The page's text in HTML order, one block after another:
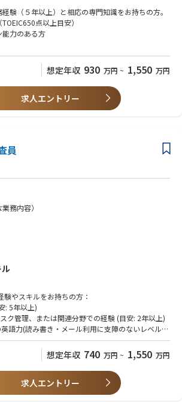
機会があります。
だけでなくプロジェクトに関わる全ての部署が協
ていく文化が根付いており、同じ目標を目指す仲間
いエンジニアでも安心して業務に取り組むことがで
海外出張及び海外量産車両プロジェクトへの参加
長期駐在業務もあり、グローバルな視点で活躍でき
どフレキシブルかつライフステージに合わせた
ています。
れます。衝突、強度、剛性、NV、空力、冷却、耐
満足させなければなりません。
可欠で、エコ性能や排出ガスの低減にも対応する
ることを想定しお客様へ安全で快適な車両を届ける
基盤技術を支える存在です。
図面という形で具現化され、それが製品の品質に大
ームと協力し試行錯誤を重ね、課題を乗り越える
に関わる喜びを感じられます。また、どんな小さ
れる車両に織り込まれ、世界を変える喜びを実感
内のみならず海外拠点(北米、中国、ベルギー、タ
し合い新しい技術やトレンドを常にキャッチアップ
開発を推進しています。
た車両設計における深い知見と最先端技術を融合さ
る多くのお客様に新しいモビリティをお届けすべ
ケーション
クト
験（５年以上）と相応の専門知識をお持ちの方。
点以上目安）
能力のある方
等の資格をお持ちの方。または国際資格取得を希望
計の知識（CPA歓迎）
験のある方
の経験、AIやDXに興味のある方
。（調整力、交渉力、コミュニケーション力、プ
等）
好きな方。
研鑽に日頃から務めている方。
想定年収 930 万円 ~ 1,550 万円
求人エントリー
員
務内容）
グ
やスキルをお持ちの方：
: 5年以上)
ク管理、または関連分野での経験 (目安: 2年以上)
語力(読み書き・メール利用に支障のないレベル)
スキルと対人スキルを持ち、多様なチームと効果的
ム監査人)やCIA(公認内部監査人)などの専門資格
語会話能力 (目安:TOEIC800点以上)
想定年収 740 万円 ~ 1,550 万円
求人エントリー